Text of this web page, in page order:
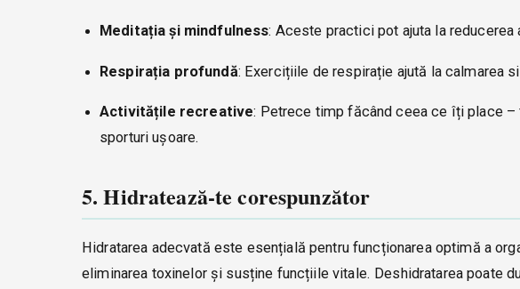
Meditația și mindfulness: Aceste practici pot ajuta la
Respirația profundă: Exercițiile de respirație ajută la calmarea
Activitățile recreative: Petrece timp făcând ceea ce îți place
sporturi ușoare.
5. Hidratează-te corespunzător
Hidratarea adecvată este esențială pentru funcționarea optimă a
eliminarea toxinelor și susține funcțiile vitale. Deshidratarea poate